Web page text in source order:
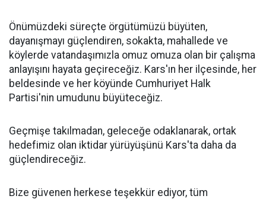
Önümüzdeki süreçte örgütümüzü büyüten,
dayanışmayı güçlendiren, sokakta, mahallede ve
köylerde vatandaşımızla omuz omuza olan bir çalışma
anlayışını hayata geçireceğiz. Kars'ın her ilçesinde, her
beldesinde ve her köyünde Cumhuriyet Halk
Partisi'nin umudunu büyüteceğiz.
Geçmişe takılmadan, geleceğe odaklanarak, ortak
hedefimiz olan iktidar yürüyüşünü Kars'ta daha da
güçlendireceğiz.
Bize güvenen herkese teşekkür ediyor, tüm